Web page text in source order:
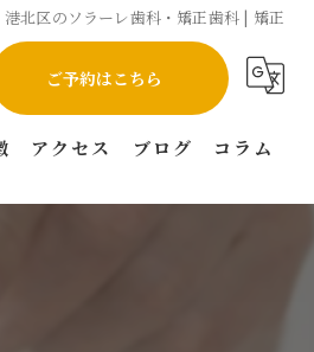
北区のソラーレ歯科・矯正歯科 | 矯正
ご予約はこちら
アクセス ブログ コラム